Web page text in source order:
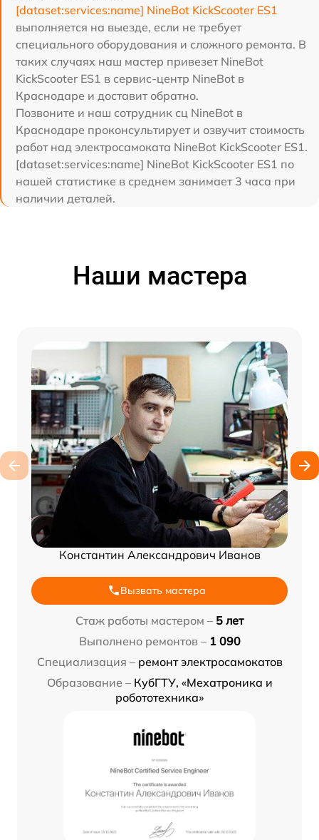
[dataset:services:name] NineBot KickScooter ES1
выполняется на выезде, если не требует
специального оборудования и сложного ремонта. В
таких случаях наш мастер привезет NineBot
KickScooter ES1 в сервис-центр NineBot в
Краснодаре и доставит обратно.
Позвоните и наш сотрудник сц NineBot в
Краснодаре проконсультирует и озвучит стоимость
работ над электросамоката NineBot KickScooter ES1.
[dataset:services:name] NineBot KickScooter ES1 по
нашей статистике в среднем занимает 3 часа при
наличии деталей.
Наши мастера
Константин Александрович Иванов
Вызвать мастера
Стаж работы мастером – 5 лет
Выполнено ремонтов – 1 090
Специализация – ремонт электросамокатов
Образование – КубГТУ, «Мехатроника и
робототехника»